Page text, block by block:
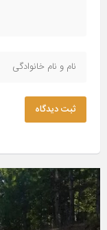
ثبت دیدگاه